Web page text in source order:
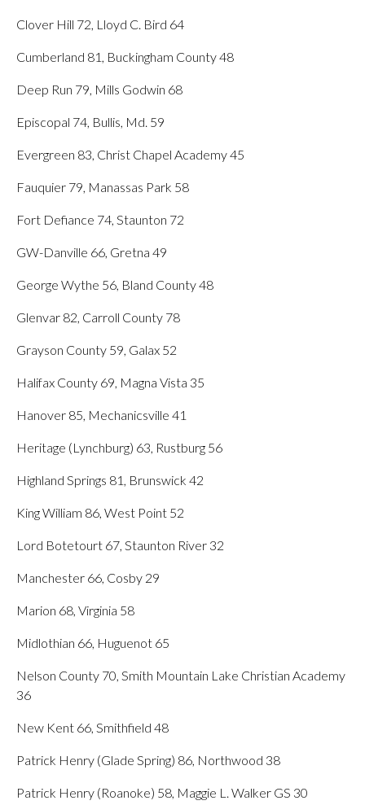
Clover Hill 72, Lloyd C. Bird 64
Cumberland 81, Buckingham County 48
Deep Run 79, Mills Godwin 68
Episcopal 74, Bullis, Md. 59
Evergreen 83, Christ Chapel Academy 45
Fauquier 79, Manassas Park 58
Fort Defiance 74, Staunton 72
GW-Danville 66, Gretna 49
George Wythe 56, Bland County 48
Glenvar 82, Carroll County 78
Grayson County 59, Galax 52
Halifax County 69, Magna Vista 35
Hanover 85, Mechanicsville 41
Heritage (Lynchburg) 63, Rustburg 56
Highland Springs 81, Brunswick 42
King William 86, West Point 52
Lord Botetourt 67, Staunton River 32
Manchester 66, Cosby 29
Marion 68, Virginia 58
Midlothian 66, Huguenot 65
Nelson County 70, Smith Mountain Lake Christian Academy
36
New Kent 66, Smithfield 48
Patrick Henry (Glade Spring) 86, Northwood 38
Patrick Henry (Roanoke) 58, Maggie L. Walker GS 30